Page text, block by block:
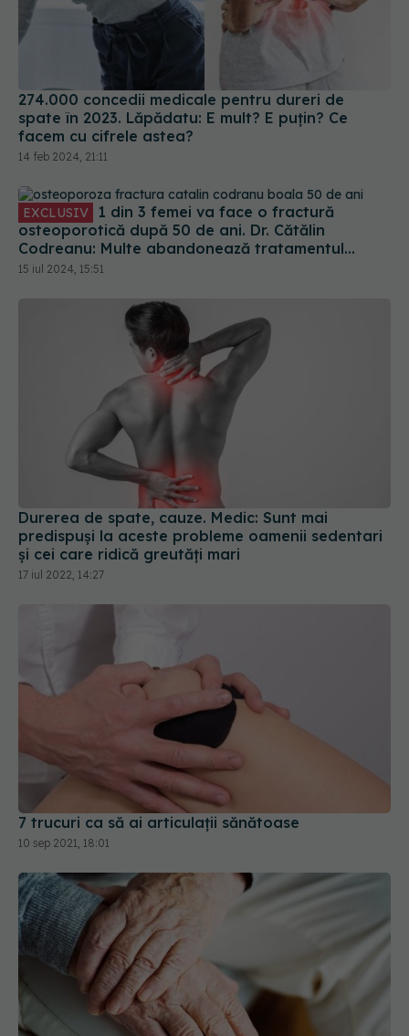
274.000 concedii medicale pentru dureri de
spate în 2023. Lăpădatu: E mult? E puțin? Ce
facem cu cifrele astea?
14 feb 2024, 21:11
osteoporotică după 50 de ani. Dr. Cătălin
Codreanu: Multe abandonează tratamentul
pentru că este o boală care nu doare
15 iul 2024, 15:51
Durerea de spate, cauze. Medic: Sunt mai
predispuşi la aceste probleme oamenii sedentari
şi cei care ridică greutăţi mari
17 iul 2022, 14:27
7 trucuri ca să ai articulații sănătoase
10 sep 2021, 18:01